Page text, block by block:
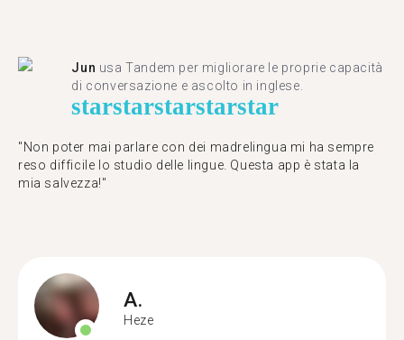
Jun usa Tandem per migliorare le proprie capacità
di conversazione e ascolto in inglese.
starstarstarstarstar
"Non poter mai parlare con dei madrelingua mi ha sempre
reso difficile lo studio delle lingue. Questa app è stata la
mia salvezza!"
A.
Heze